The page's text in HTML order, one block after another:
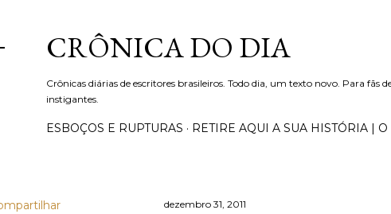
CRÔNICA DO DIA
Crônicas diárias de escritores brasileiros. Todo dia, um texto novo. Para fãs
instigantes.
ESBOÇOS E RUPTURAS RETIRE AQUI A SUA HISTÓRIA |
dezembro 31, 2011